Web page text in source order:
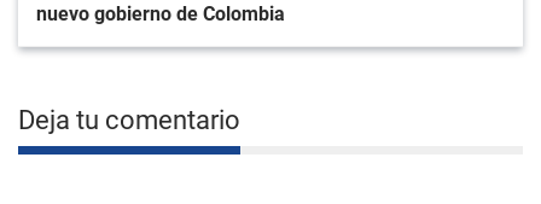
nuevo gobierno de Colombia
Deja tu comentario